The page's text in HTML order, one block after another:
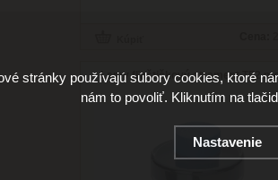
Lamy fľaštičkový atrament T52
stránky používajú súbory cookies, ktoré
nám to povoliť. Kliknutím na
Nastavenie